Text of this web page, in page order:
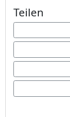
Teilen